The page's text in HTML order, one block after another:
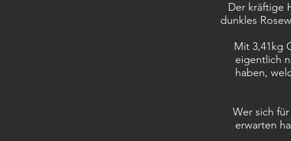
Der kräftige
dunkles
Mit 3,41kg
eigentlich
haben,
Wer sich
erwarten